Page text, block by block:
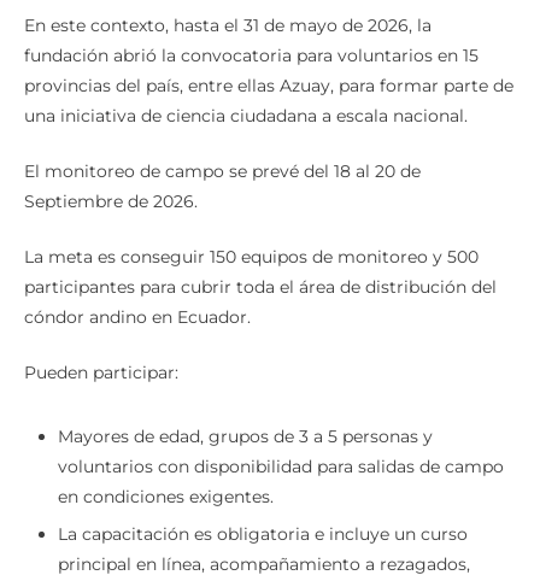
En este contexto, hasta el 31 de mayo de 2026, la
fundación abrió la convocatoria para voluntarios en 15
provincias del país, entre ellas Azuay, para formar parte de
una iniciativa de ciencia ciudadana a escala nacional.
El monitoreo de campo se prevé del 18 al 20 de
Septiembre de 2026.
La meta es conseguir 150 equipos de monitoreo y 500
participantes para cubrir toda el área de distribución del
cóndor andino en Ecuador.
Pueden participar:
Mayores de edad, grupos de 3 a 5 personas y
voluntarios con disponibilidad para salidas de campo
en condiciones exigentes.
La capacitación es obligatoria e incluye un curso
principal en línea, acompañamiento a rezagados,